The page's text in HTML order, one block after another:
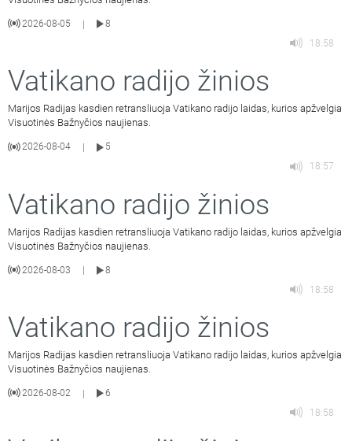
2026-08-05 |
8
18:58
Vatikano radijo žinios
Marijos Radijas kasdien retransliuoja Vatikano radijo laidas, kurios apžvelgia
Visuotinės Bažnyčios naujienas.
2026-08-04
5
18:57
Vatikano radijo žinios
Marijos Radijas kasdien retransliuoja Vatikano radijo laidas, kurios apžvelgia
Visuotinės Bažnyčios naujienas.
2026-08-03
8
18:58
Vatikano radijo žinios
Marijos Radijas kasdien retransliuoja Vatikano radijo laidas, kurios apžvelgia
Visuotinės Bažnyčios naujienas.
2026-08-02 |
6
18:58